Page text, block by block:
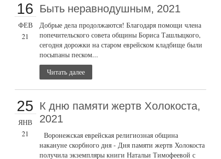
16
ФЕВ
21
Быть неравнодушным, 2021
Добрые дела продолжаются! Благодаря помощи члена
попечительского совета общины Бориса Ташлыцкого,
сегодня дорожки на старом еврейском кладбище были
посыпаны песком...
Читать далее
25
ЯНВ
21
К дню памяти жертв Холокоста,
2021
Воронежская еврейская религиозная община
накануне скорбного дня - Дня памяти жертв Холокоста
получила экземпляры книги Натальи Тимофеевой с